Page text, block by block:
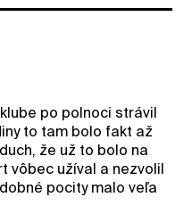
po polnoci strávil
to tam bolo fakt až
že už to bolo na
vôbec užíval a nezvolil
pocity malo veľa